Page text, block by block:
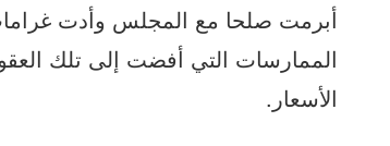
الممارسات التي أفضت إلى تلك
الأسعار.